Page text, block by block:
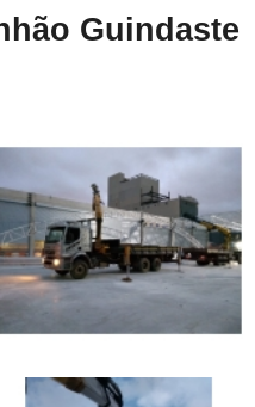
Guindaste